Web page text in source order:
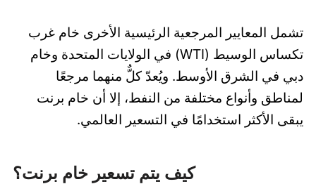
تشمل المعايير المرجعية الرئيسية الأخرى خام غرب
تكساس الوسيط (WTI) في الولايات المتحدة وخام
دبي في الشرق الأوسط. ويُعدّ كلٌّ منهما مرجعًا
لمناطق وأنواع مختلفة من النفط، إلا أن خام برنت
يبقى الأكثر استخدامًا في التسعير العالمي.
كيف يتم تسعير خام برنت؟